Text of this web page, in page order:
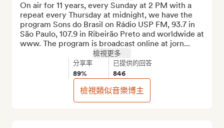
On air for 11 years, every Sunday at 2 PM with a
repeat every Thursday at midnight, we have the
program Sons do Brasil on Rádio USP FM, 93.7 in
São Paulo, 107.9 in Ribeirão Preto and worldwide at
www. The program is broadcast online at jorn...
檢視更多
分享率
89%
已提供的回答
846
檢視類似音樂博主